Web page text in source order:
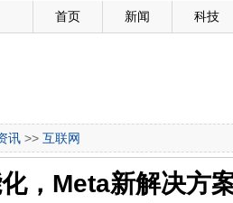
首页 新闻 科技
讯 >> 互联网
，Meta新解决方